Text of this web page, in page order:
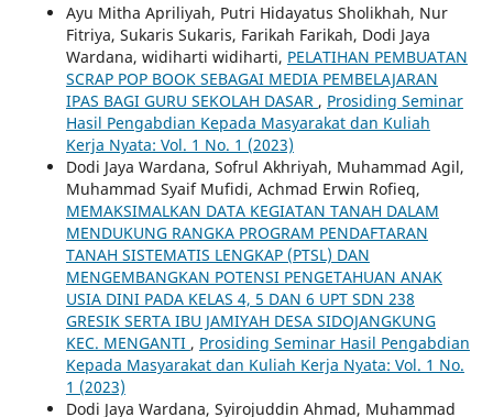
Ayu Mitha Apriliyah, Putri Hidayatus Sholikhah, Nur
Fitriya, Sukaris Sukaris, Farikah Farikah, Dodi Jaya
Wardana, widiharti widiharti, PELATIHAN PEMBUATAN
SCRAP POP BOOK SEBAGAI MEDIA PEMBELAJARAN
IPAS BAGI GURU SEKOLAH DASAR , Prosiding Seminar
Hasil Pengabdian Kepada Masyarakat dan Kuliah
Kerja Nyata: Vol. 1 No. 1 (2023)
Dodi Jaya Wardana, Sofrul Akhriyah, Muhammad Agil,
Muhammad Syaif Mufidi, Achmad Erwin Rofieq,
MEMAKSIMALKAN DATA KEGIATAN TANAH DALAM
MENDUKUNG RANGKA PROGRAM PENDAFTARAN
TANAH SISTEMATIS LENGKAP (PTSL) DAN
MENGEMBANGKAN POTENSI PENGETAHUAN ANAK
USIA DINI PADA KELAS 4, 5 DAN 6 UPT SDN 238
GRESIK SERTA IBU JAMIYAH DESA SIDOJANGKUNG
KEC. MENGANTI , Prosiding Seminar Hasil Pengabdian
Kepada Masyarakat dan Kuliah Kerja Nyata: Vol. 1 No.
1 (2023)
Dodi Jaya Wardana, Syirojuddin Ahmad, Muhammad